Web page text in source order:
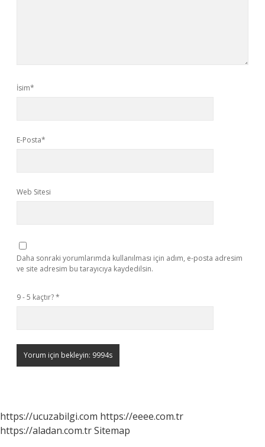
İsim*
E-Posta*
Web Sitesi
Daha sonraki yorumlarımda kullanılması için adım, e-posta adresim
ve site adresim bu tarayıcıya kaydedilsin.
9 - 5 kaçtır?*
https://ucuzabilgi.com https://eeee.com.tr
https://aladan.com.trSitemap